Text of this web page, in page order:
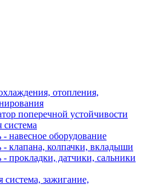
отопления,
поперечной устойчивости
система
- навесное оборудование
- клапана, колпачки, вкладыши
- прокладки, датчики, сальники
система, зажигание,